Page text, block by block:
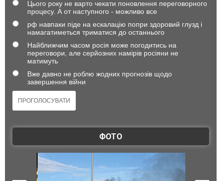
Цього року не варто чекати поновлення переговорного
процесу. А от наступного - можливо все
рф навпаки піде на ескалацію попри здоровий глузд і
намагатиметься триматися до останнього
Найближчим часом росія може погодитись на
переговори, але серйозних намірів росіяни не
матимуть
Вже давно не роблю жодних прогнозів щодо
завершення війни
ФОТО